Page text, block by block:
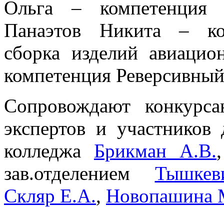
Ольга –
Панаэтов Никита –
сборка изделий
компетенция
Сопровождают
экспертов и
колледжа Брикман А.В.
зав.отделением
Скляр Е.А., Новопашина